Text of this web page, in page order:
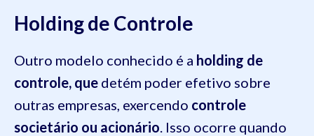
Holding de Controle
Outro modelo conhecido é a holding de
controle, que detém poder efetivo sobre
outras empresas, exercendo controle
societário ou acionário . Isso ocorre quando